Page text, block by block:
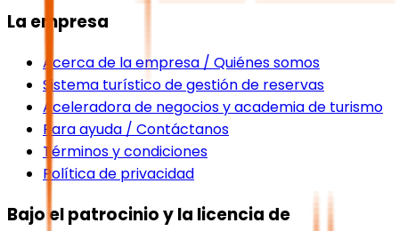
La empresa
Acerca de la empresa / Quiénes somos
Sistema turístico de gestión de reservas
Aceleradora de negocios y academia de turismo
Para ayuda / Contáctanos
Términos y condiciones
Política de privacidad
Bajo el patrocinio y la licencia de